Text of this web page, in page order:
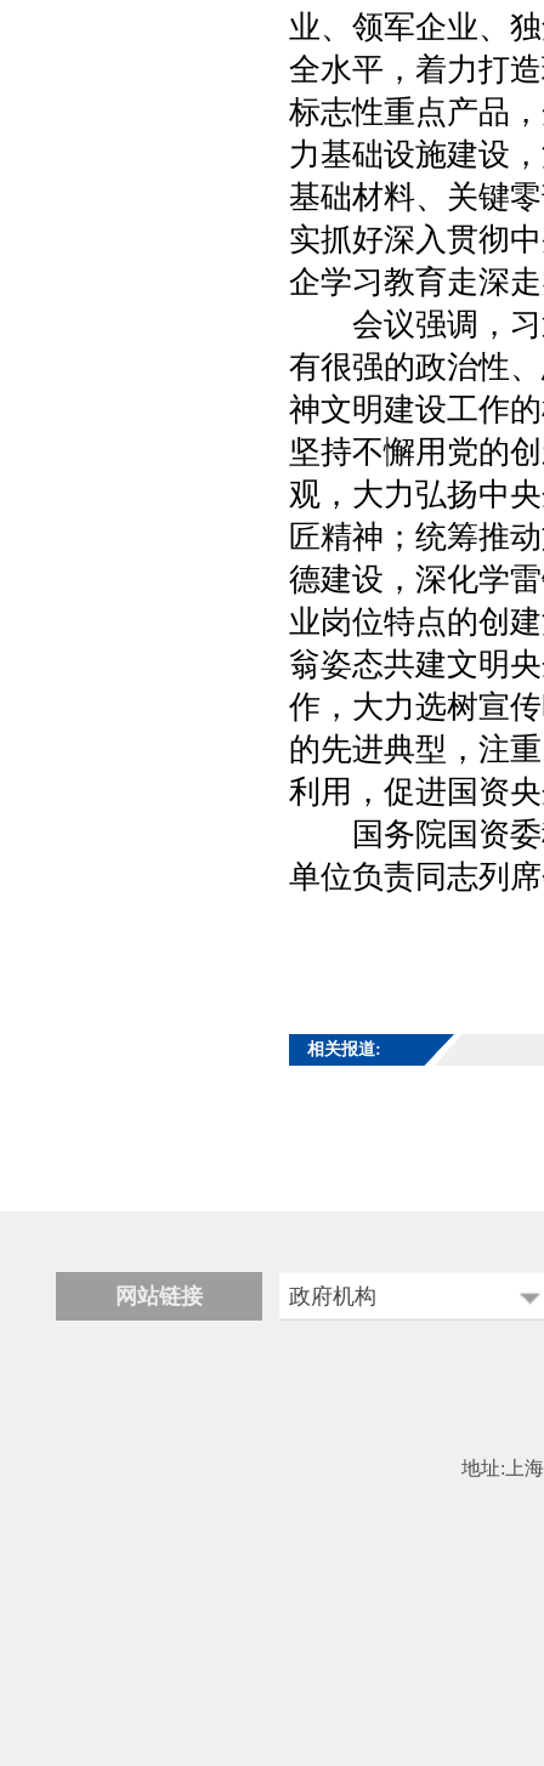
业、领军企业、
全水平，着力打
标志性重点产品
力基础设施建设
基础材料、关键
实抓好深入贯彻
企学习教育走深
会议强调，习
有很强的政治性
神文明建设工作
坚持不懈用党的
观，大力弘扬中
匠精神；统筹推
德建设，深化学
业岗位特点的创
翁姿态共建文明
作，大力选树宣
的先进典型，注
利用，促进国资
国务院国资委
单位负责同志列
相关报道:
网站链接
政府机构
地址:上